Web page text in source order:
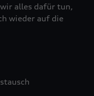
alles dafür tun,
wieder auf die